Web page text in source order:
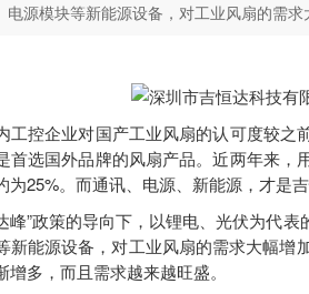
源模块等新能源设备，对工业风扇的需求
工控企业对国产工业风扇的认可度较
首选国外品牌的风扇产品。近两年来
为25%。而通讯、电源、新能源，才是
峰”政策的导向下，以锂电、光伏为代
新能源设备，对工业风扇的需求大幅
多，而且需求越来越旺盛。